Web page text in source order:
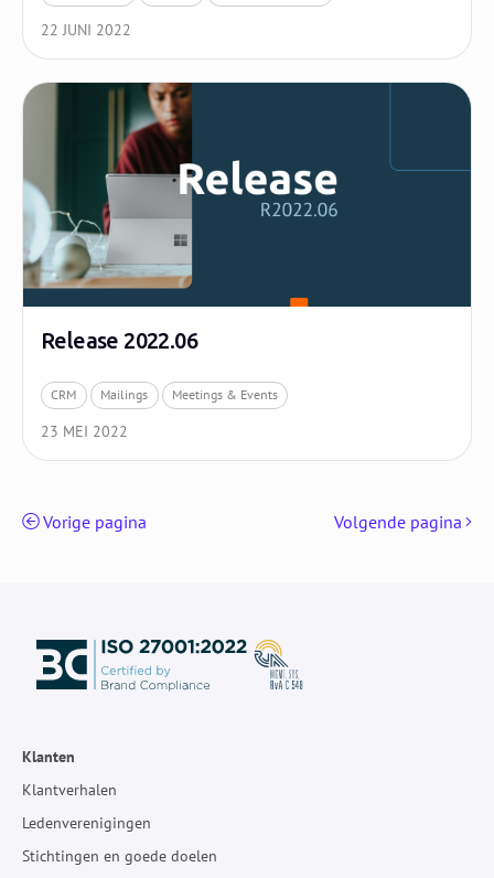
22 JUNI 2022
Release 2022.06
CRM Mailings Meetings & Events
23 MEI 2022
Vorige pagina Volgende pagina
Klanten
Klantverhalen
Ledenverenigingen
Stichtingen en goede doelen